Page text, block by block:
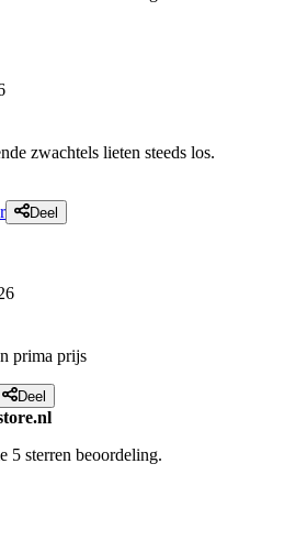
zwachtels lieten steeds los.
Deel
prima prijs
Deel
5 sterren beoordeling.